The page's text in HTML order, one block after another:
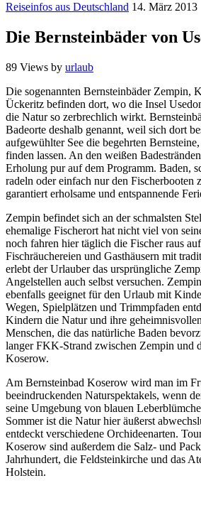
Reiseinfos aus Deutschland 14. März 2013
Die Bernsteinbäder von
89 Views by urlaub
Die sogenannten Bernsteinbäder Zempin,
Ückeritz befinden dort, wo die Insel
die Natur so zerbrechlich wirkt.
Badeorte deshalb genannt, weil sich dort
aufgewühlter See die begehrten
finden lassen. An den weißen
Erholung pur auf dem Programm. Baden,
radeln oder einfach nur den Fischerbooten
garantiert erholsame und entspannende
Zempin befindet sich an der schmalsten
ehemalige Fischerort hat nicht viel von
noch fahren hier täglich die Fischer raus
Fischräuchereien und Gasthäusern mit
erlebt der Urlauber das ursprüngliche
Angelstellen auch selbst versuchen.
ebenfalls geeignet für den Urlaub mit
Wegen, Spielplätzen und Trimmpfaden
Kindern die Natur und ihre
Menschen, die das natürliche Baden
langer FKK-Strand zwischen Zempin und
Koserow.
Am Bernsteinbad Koserow wird man im
beeindruckenden Naturspektakels, wenn
seine Umgebung von blauen
Sommer ist die Natur hier äußerst
entdeckt verschiedene Orchideenarten.
Koserow sind außerdem die Salz- und
Jahrhundert, die Feldsteinkirche und das
Holstein.